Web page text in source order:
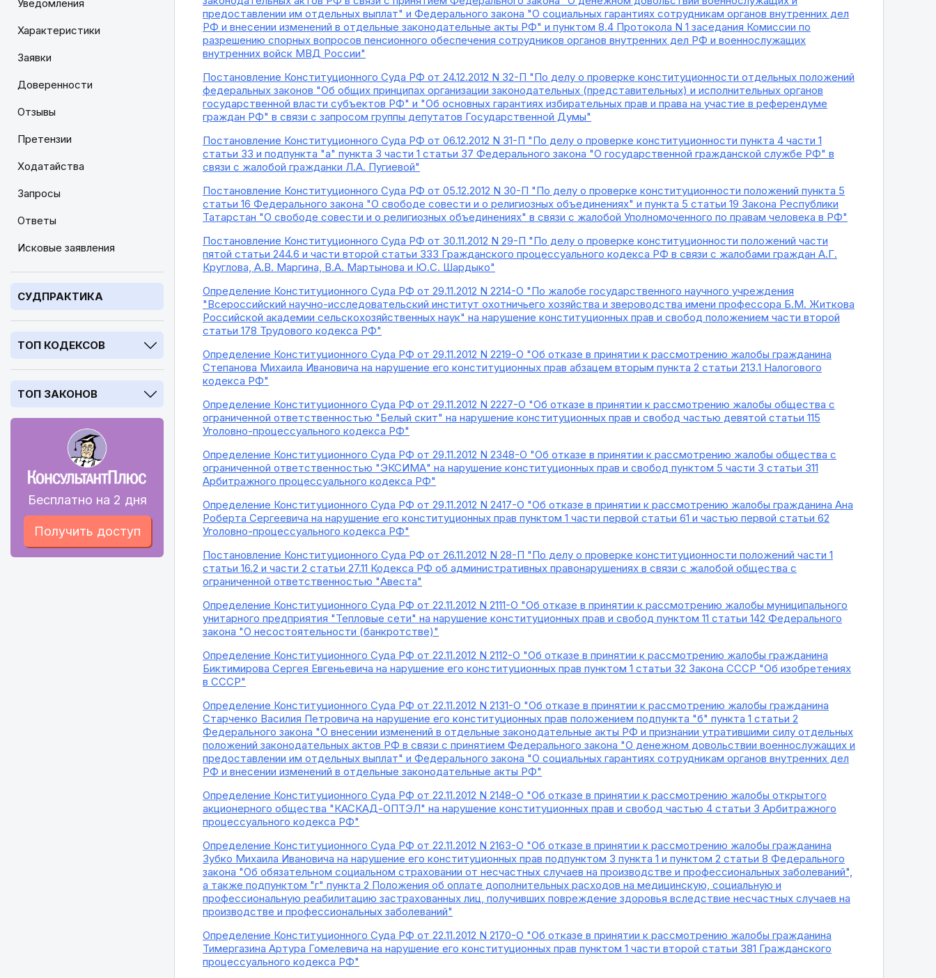
Уведомления
Характеристики
Заявки
Доверенности
Отзывы
Претензии
Ходатайства
Запросы
Ответы
Исковые заявления
СУДПРАКТИКА
ТОП КОДЕКСОВ
ТОП ЗАКОНОВ
Бесплатно на 2 дня
Получить доступ
предоставлении им отдельных выплат" и Федерального закона "О социальных гарантиях сотрудникам органов внутренних дел
РФ и внесении изменений в отдельные законодательные акты РФ" и пунктом 8.4 Протокола N 1 заседания Комиссии по
разрешению спорных вопросов пенсионного обеспечения сотрудников органов внутренних дел РФ и военнослужащих
внутренних войск МВД России"
Постановление Конституционного Суда РФ от 24.12.2012 N 32-П "По делу о проверке конституционности отдельных положений
федеральных законов "Об общих принципах организации законодательных (представительных) и исполнительных органов
государственной власти субъектов РФ" и "Об основных гарантиях избирательных прав и права на участие в референдуме
граждан РФ" в связи с запросом группы депутатов Государственной Думы"
Постановление Конституционного Суда РФ от 06.12.2012 N 31-П "По делу о проверке конституционности пункта 4 части 1
статьи 33 и подпункта "а" пункта 3 части 1 статьи 37 Федерального закона "О государственной гражданской службе РФ" в
связи с жалобой гражданки Л.А. Пугиевой"
Постановление Конституционного Суда РФ от 05.12.2012 N 30-П "По делу о проверке конституционности положений пункта 5
статьи 16 Федерального закона "О свободе совести и о религиозных объединениях" и пункта 5 статьи 19 Закона Республики
Татарстан "О свободе совести и о религиозных объединениях" в связи с жалобой Уполномоченного по правам человека в РФ"
Постановление Конституционного Суда РФ от 30.11.2012 N 29-П "По делу о проверке конституционности положений части
пятой статьи 244.6 и части второй статьи 333 Гражданского процессуального кодекса РФ в связи с жалобами граждан А.Г.
Круглова, А.В. Маргина, В.А. Мартынова и Ю.С. Шардыко"
Определение Конституционного Суда РФ от 29.11.2012 N 2214-О "По жалобе государственного научного учреждения
"Всероссийский научно-исследовательский институт охотничьего хозяйства и звероводства имени профессора Б.М. Житкова
Российской академии сельскохозяйственных наук" на нарушение конституционных прав и свобод положением части второй
статьи 178 Трудового кодекса РФ"
Определение Конституционного Суда РФ от 29.11.2012 N 2219-О "Об отказе в принятии к рассмотрению жалобы гражданина
Степанова Михаила Ивановича на нарушение его конституционных прав абзацем вторым пункта 2 статьи 213.1 Налогового
кодекса РФ"
Определение Конституционного Суда РФ от 29.11.2012 N 2227-О "Об отказе в принятии к рассмотрению жалобы общества с
ограниченной ответственностью "Белый скит" на нарушение конституционных прав и свобод частью девятой статьи 115
Уголовно-процессуального кодекса РФ"
Определение Конституционного Суда РФ от 29.11.2012 N 2348-О "Об отказе в принятии к рассмотрению жалобы общества с
ограниченной ответственностью "ЭКСИМА" на нарушение конституционных прав и свобод пунктом 5 части 3 статьи 311
Арбитражного процессуального кодекса РФ"
Определение Конституционного Суда РФ от 29.11.2012 N 2417-О "Об отказе в принятии к рассмотрению жалобы гражданина Ана
Роберта Сергеевича на нарушение его конституционных прав пунктом 1 части первой статьи 61 и частью первой статьи 62
Уголовно-процессуального кодекса РФ"
Постановление Конституционного Суда РФ от 26.11.2012 N 28-П "По делу о проверке конституционности положений части 1
статьи 16.2 и части 2 статьи 27.11 Кодекса РФ об административных правонарушениях в связи с жалобой общества с
ограниченной ответственностью "Авеста"
Определение Конституционного Суда РФ от 22.11.2012 N 2111-О "Об отказе в принятии к рассмотрению жалобы муниципального
унитарного предприятия "Тепловые сети" на нарушение конституционных прав и свобод пунктом 11 статьи 142 Федерального
закона "О несостоятельности (банкротстве)"
Определение Конституционного Суда РФ от 22.11.2012 N 2112-О "Об отказе в принятии к рассмотрению жалобы гражданина
Биктимирова Сергея Евгеньевича на нарушение его конституционных прав пунктом 1 статьи 32 Закона СССР "Об изобретениях
в СССР"
Определение Конституционного Суда РФ от 22.11.2012 N 2131-О "Об отказе в принятии к рассмотрению жалобы гражданина
Старченко Василия Петровича на нарушение его конституционных прав положением подпункта "б" пункта 1 статьи 2
Федерального закона "О внесении изменений в отдельные законодательные акты РФ и признании утратившими силу отдельных
положений законодательных актов РФ в связи с принятием Федерального закона "О денежном довольствии военнослужащих и
предоставлении им отдельных выплат" и Федерального закона "О социальных гарантиях сотрудникам органов внутренних дел
РФ и внесении изменений в отдельные законодательные акты РФ"
Определение Конституционного Суда РФ от 22.11.2012 N 2148-О "Об отказе в принятии к рассмотрению жалобы открытого
акционерного общества "КАСКАД-ОПТЭЛ" на нарушение конституционных прав и свобод частью 4 статьи 3 Арбитражного
процессуального кодекса РФ"
Определение Конституционного Суда РФ от 22.11.2012 N 2163-О "Об отказе в принятии к рассмотрению жалобы гражданина
Зубко Михаила Ивановича на нарушение его конституционных прав подпунктом 3 пункта 1 и пунктом 2 статьи 8 Федерального
закона "Об обязательном социальном страховании от несчастных случаев на производстве и профессиональных заболеваний",
а также подпунктом "г" пункта 2 Положения об оплате дополнительных расходов на медицинскую, социальную и
профессиональную реабилитацию застрахованных лиц, получивших повреждение здоровья вследствие несчастных случаев на
производстве и профессиональных заболеваний"
Определение Конституционного Суда РФ от 22.11.2012 N 2170-О "Об отказе в принятии к рассмотрению жалобы гражданина
Тимергазина Артура Гомелевича на нарушение его конституционных прав пунктом 1 части второй статьи 381 Гражданского
процессуального кодекса РФ"